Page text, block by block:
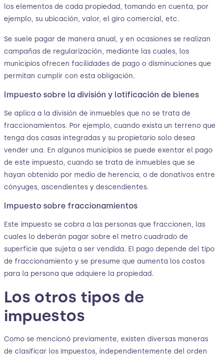
los elementos de cada propiedad, tomando en cuenta, por
ejemplo, su ubicación, valor, el giro comercial, etc.
Se suele pagar de manera anual, y en ocasiones se realizan
campañas de regularización, mediante las cuales, los
municipios ofrecen facilidades de pago o disminuciones que
permitan cumplir con esta obligación.
Impuesto sobre la división y lotificación de bienes
Se aplica a la división de inmuebles que no se trata de
fraccionamientos. Por ejemplo, cuando exista un terreno que
tenga dos casas integradas y su propietario solo desea
vender una. En algunos municipios se puede exentar el pago
de este impuesto, cuando se trata de inmuebles que se
hayan obtenido por medio de herencia, o de donativos entre
cónyuges, ascendientes y descendientes.
Impuesto sobre fraccionamientos
Este impuesto se cobra a las personas que fraccionen, las
cuales lo deberán pagar sobre el metro cuadrado de
superficie que sujeta a ser vendida. El pago depende del tipo
de fraccionamiento y se presume que aumenta los costos
para la persona que adquiere la propiedad.
Los otros tipos de
impuestos
Como se mencionó previamente, existen diversas maneras
de clasificar los impuestos, independientemente del orden